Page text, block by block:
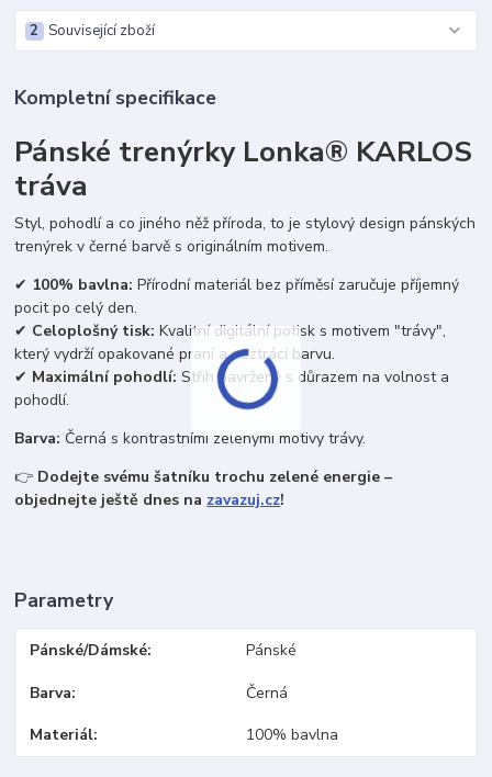
Související zboží
2
Kompletní specifikace
Pánské trenýrky Lonka® KARLOS
tráva
Styl, pohodlí a co jiného něž příroda, to je stylový design pánských
trenýrek v černé barvě s originálním motivem.
✔ 100% bavlna: Přírodní materiál bez příměsí zaručuje příjemný
pocit po celý den.
✔ Celoplošný tisk: Kvalitní digitální potisk s motivem "trávy",
který vydrží opakované praní a neztrácí barvu.
✔ Maximální pohodlí: Střih navržený s důrazem na volnost a
pohodlí.
Barva: Černá s kontrastními zelenými motivy trávy.
👉 Dodejte svému šatníku trochu zelené energie –
objednejte ještě dnes na zavazuj.cz!
Parametry
Pánské/Dámské Pánské
Barva Černá
Materiál 100% bavlna